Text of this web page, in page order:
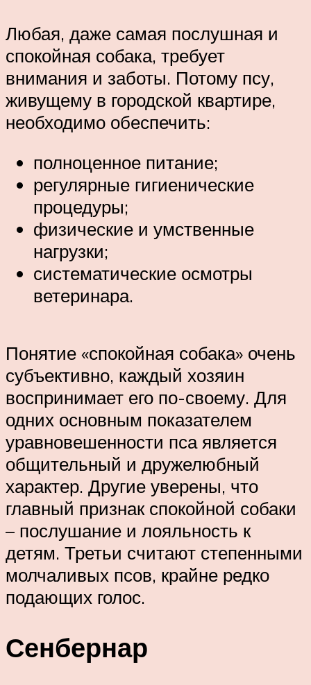
Любая, даже самая послушная и
спокойная собака, требует
внимания и заботы. Потому псу,
живущему в городской квартире,
необходимо обеспечить:
полноценное питание;
регулярные гигиенические
процедуры;
физические и умственные
нагрузки;
систематические осмотры
ветеринара.
Понятие «спокойная собака» очень
субъективно, каждый хозяин
воспринимает его по-своему. Для
одних основным показателем
уравновешенности пса является
общительный и дружелюбный
характер. Другие уверены, что
главный признак спокойной собаки
– послушание и лояльность к
детям. Третьи считают степенными
молчаливых псов, крайне редко
подающих голос.
Сенбернар